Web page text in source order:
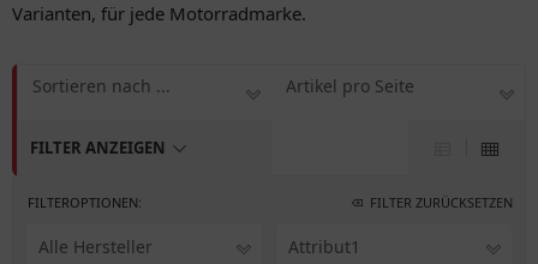
Varianten, für jede Motorradmarke.
FILTER ANZEIGEN
Sortieren nach ... Artikel pro Seite
FILTEROPTIONEN: FILTER ZURÜCKSETZEN
Alle Hersteller Attribut1